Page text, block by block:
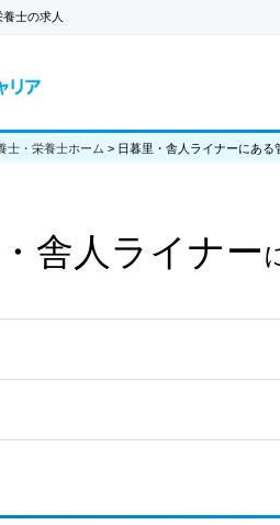
士の求人
士・栄養士ホーム > 日暮里・舎人ライナーにある
舎人ライナー